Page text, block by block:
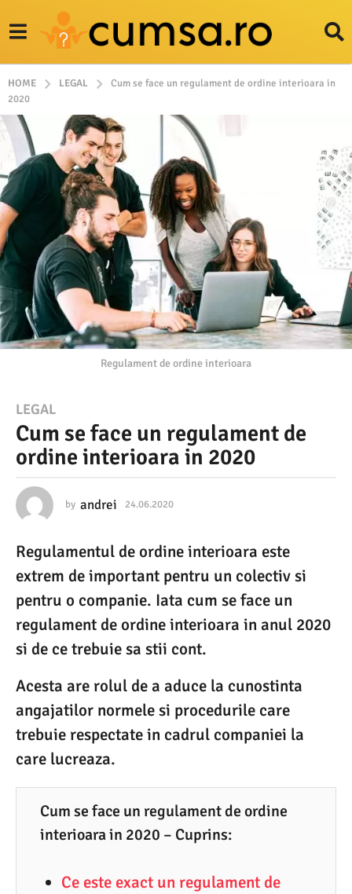
HOME LEGAL
Cum se face un regulament de ordine interioara in
2020
Regulament de ordine interioara
2
4
.
6
2
0
2
0
2
4
0
LEGAL
Cum se face un regulament de
ordine interioara in 2020
by andrei 24.06.2020
0
.
2
0
2
Regulamentul de ordine interioara este
extrem de important pentru un colectiv si
pentru o companie. Iata cum se face un
regulament de ordine interioara in anul 2020
si de ce trebuie sa stii cont.
Acesta are rolul de a aduce la cunostinta
angajatilor normele si procedurile care
trebuie respectate in cadrul companiei la
care lucreaza.
Cum se face un regulament de ordine
interioara in 2020 – Cuprins:
Ce este exact un regulament de